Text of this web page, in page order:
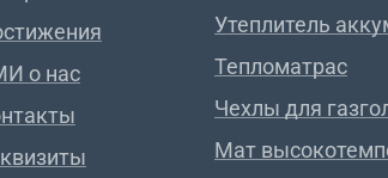
о нас
Утеплитель
Тепломатрас
Чехлы для
Мат